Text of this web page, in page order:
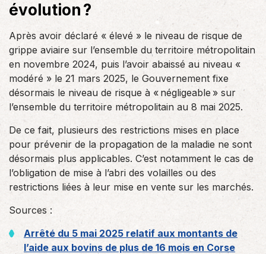
évolution ?
Après avoir déclaré « élevé » le niveau de risque de
grippe aviaire sur l’ensemble du territoire métropolitain
en novembre 2024, puis l’avoir abaissé au niveau «
modéré » le 21 mars 2025, le Gouvernement fixe
désormais le niveau de risque à « négligeable » sur
l’ensemble du territoire métropolitain au 8 mai 2025.
De ce fait, plusieurs des restrictions mises en place
pour prévenir de la propagation de la maladie ne sont
désormais plus applicables. C’est notamment le cas de
l’obligation de mise à l’abri des volailles ou des
restrictions liées à leur mise en vente sur les marchés.
Sources :
Arrêté du 5 mai 2025 relatif aux montants de
l’aide aux bovins de plus de 16 mois en Corse